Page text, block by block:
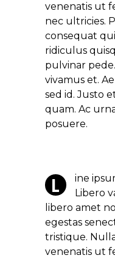
venenatis ut
nec ultricies.
consequat
ridiculus
pulvinar
vivamus et.
sed id. Justo
quam. Ac
posuere.
L
ine
Libero
libero amet
egestas
tristique.
venenatis ut